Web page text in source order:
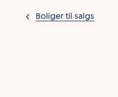
Boliger til salgs